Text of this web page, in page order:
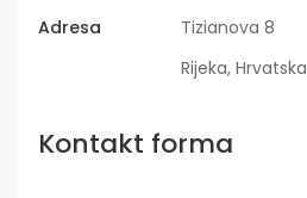
Adresa
Tizianova 8
Rijeka, Hrvatska
Kontakt forma